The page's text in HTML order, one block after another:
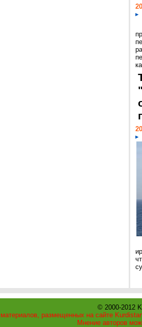
© 2000-2012
размещенных на сайте
Мнение авторов